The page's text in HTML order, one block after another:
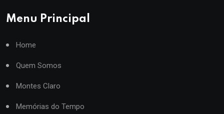
Menu Principal
Home
Quem Somos
Montes Claro
Memórias do Tempo